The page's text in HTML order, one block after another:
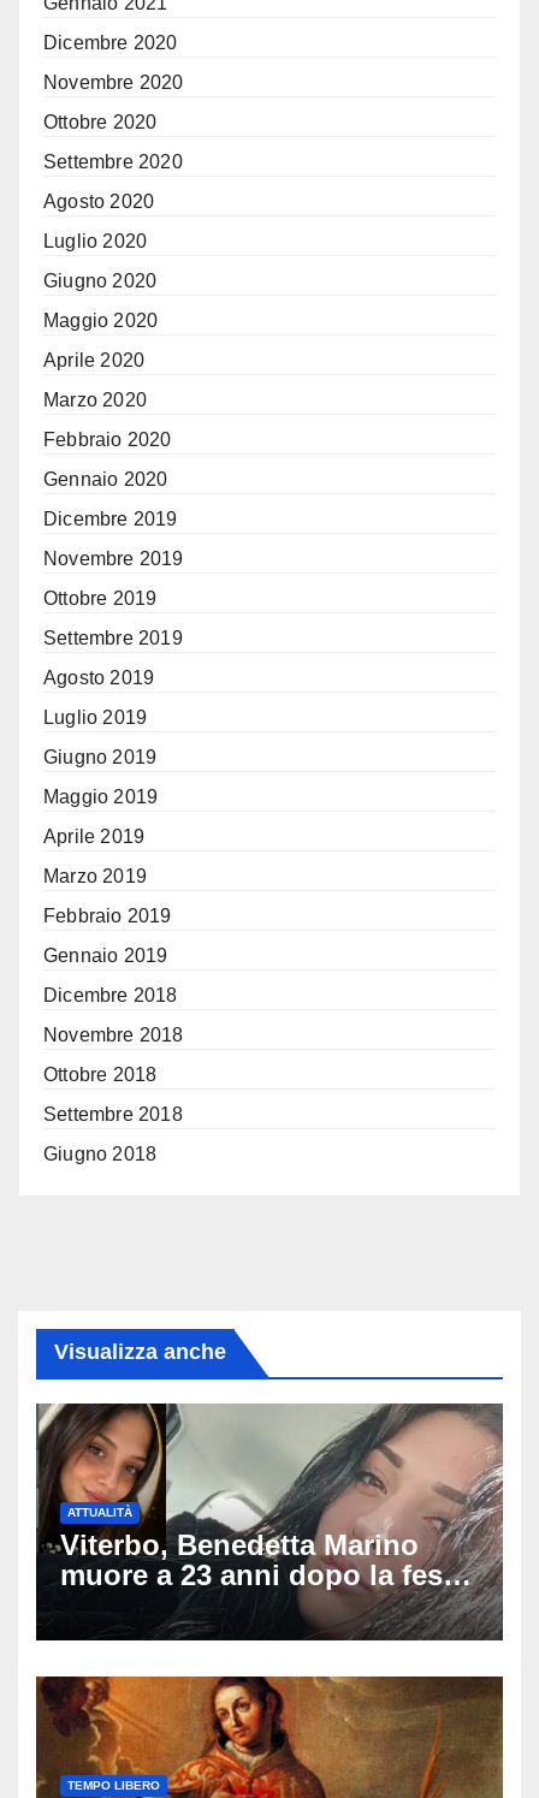
Dicembre 2020
Novembre 2020
Ottobre 2020
Settembre 2020
Agosto 2020
Luglio 2020
Giugno 2020
Maggio 2020
Aprile 2020
Marzo 2020
Febbraio 2020
Gennaio 2020
Dicembre 2019
Novembre 2019
Ottobre 2019
Settembre 2019
Agosto 2019
Luglio 2019
Giugno 2019
Maggio 2019
Aprile 2019
Marzo 2019
Febbraio 2019
Gennaio 2019
Dicembre 2018
Novembre 2018
Ottobre 2018
Settembre 2018
Giugno 2018
Visualizza anche
ATTUALITÀ
Viterbo, Benedetta Marino
muore a 23 anni dopo la festa
di compleanno: trovata senza
vita nell’ex consorzio, è giallo
TEMPO LIBERO